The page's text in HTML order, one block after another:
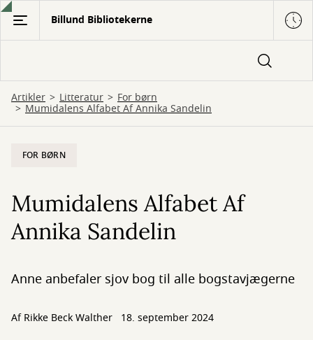
Gå
hovedindhold
Billund Bibliotekerne
Artikler Litteratur For børn
Mumidalens Alfabet Af Annika Sandelin
FOR BØRN
Mumidalens Alfabet Af
Annika Sandelin
Anne anbefaler sjov bog til alle bogstavjægerne
AfRikke Beck Walther 18. september 2024